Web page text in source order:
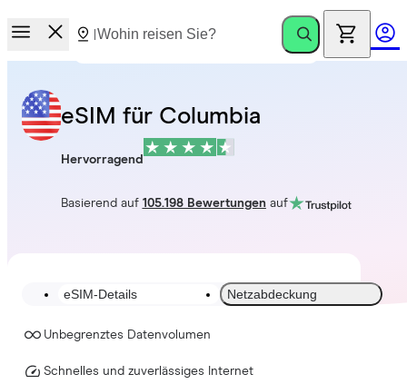
eSIM für Columbia
Hervorragend
Basierend auf 105.198 Bewertungen auf
eSIM-Details Netzabdeckung
Unbegrenztes Datenvolumen
Schnelles und zuverlässiges Internet